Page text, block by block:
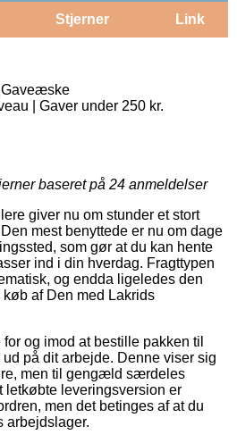
Stjerner Link
Gaveæske
| Gaver under 250 kr.
baseret på 24 anmeldelser
giver nu om stunder et stort
mest benyttede er nu om dage
som gør at du kan hente
ind i din hverdag. Fragttypen
og endda ligeledes den
af Den med Lakrids
og imod at bestille pakken til
på dit arbejde. Denne viser sig
men til gengæld særdeles
letkøbte leveringsversion er
men det betinges af at du
arbejdslager.